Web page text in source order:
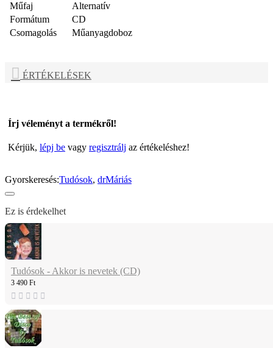
Műfaj
Alternatív
Formátum
CD
Csomagolás
Műanyagdoboz
ÉRTÉKELÉSEK
Írj véleményt a termékről!
Kérjük, lépj be vagy regisztrálj az értékeléshez!
Gyorskeresés:Tudósok, drMáriás
Ez is érdekelhet
Tudósok - Akkor is nevetek (CD)
3 490 Ft